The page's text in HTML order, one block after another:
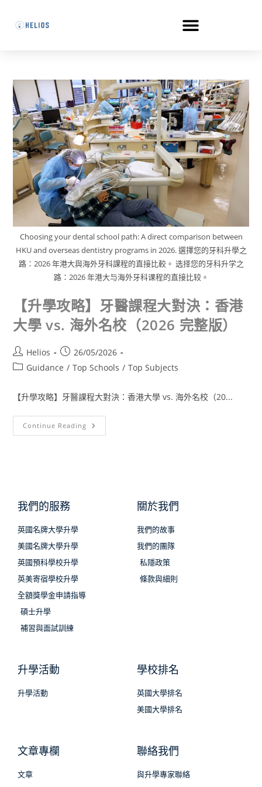
Choosing your dental school path: A direct comparison between
HKU and overseas dentistry programs in 2026. 選擇您的牙科升學之
路：2026 年港大與海外牙科課程的直接比較。 选择您的牙科升学之
路：2026 年港大与海外牙科课程的直接比较。
【升學攻略】牙醫課程大對決：香港
大學 vs. 海外名校（2026 完整版）
Helios
26/05/2026
Guidance / Top Schools / Top Subjects
【升學攻略】牙醫課程大對決：香港大學 vs. 海外名校（20...
Continue Reading
我們的服務
英國名牌大學升學
美國名牌大學升學
英國預科學校升學
英美寄宿學校升學
全額獎學金申請指導
碩士升學
補習與面試訓練
關於我們
我們的故事
我們的團隊
私隱政策
條款與細則
升學活動
升學活動
學校排名
英國大學排名
美國大學排名
文章專欄
文章
聯絡我們
與升學專家聯絡